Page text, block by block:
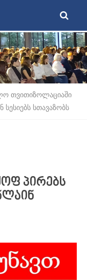
თვითიზოლაციაში
სთავაზობს
პირებს